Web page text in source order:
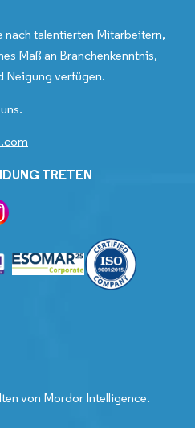
nach talentierten Mitarbeitern,
Maß an Branchenkenntnis,
Neigung verfügen.
TRETEN
von Mordor Intelligence.